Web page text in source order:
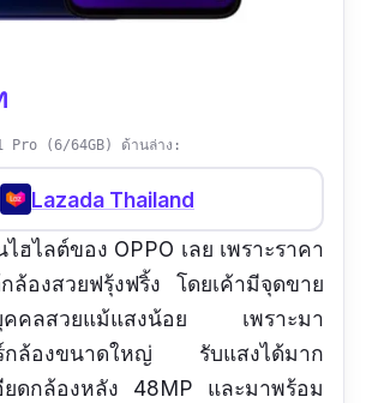
Pro (6/64GB) ด้านล่าง:
Lazada Thailand
ฮไลต์ของ OPPO เลย เพราะราคา
องสวยฟรุ้งฟริ้ง โดยเค้ามีจุดขาย
บุคคลสวยแม้แสงน้อย เพราะมา
ร์กล้องขนาดใหญ่ รับแสงได้มาก
ยดกล้องหลัง 48MP และมาพร้อม